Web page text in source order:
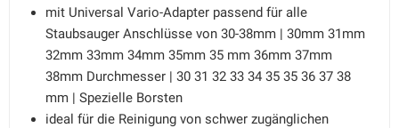
mit Universal Vario-Adapter passend für alle
Staubsauger Anschlüsse von 30-38mm | 30mm 31mm
32mm 33mm 34mm 35mm 35 mm 36mm 37mm
38mm Durchmesser | 30 31 32 33 34 35 35 36 37 38
mm | Spezielle Borsten
ideal für die Reinigung von schwer zugänglichen